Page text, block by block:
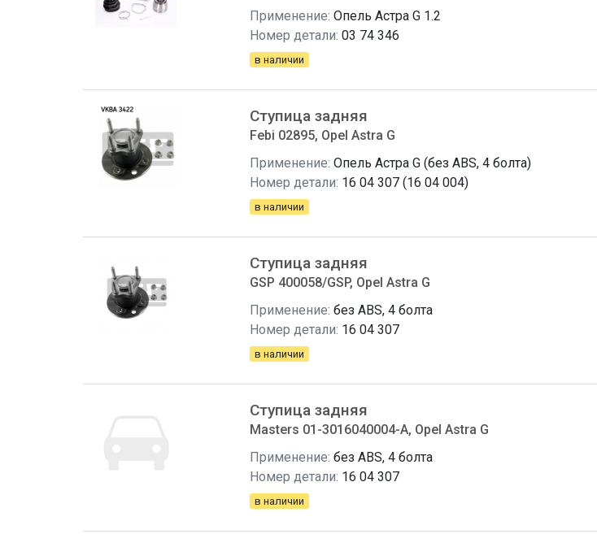
Применение: Опель Астра G 1.2
Номер детали: 03 74 346
в наличии
Ступица задняя
Febi 02895, Opel Astra G
Применение: Опель Астра G (без ABS, 4 болта)
Номер детали: 16 04 307 (16 04 004)
в наличии
Ступица задняя
GSP 400058/GSP, Opel Astra G
Применение: без ABS, 4 болта
Номер детали: 16 04 307
в наличии
Ступица задняя
Masters 01-3016040004-A, Opel Astra G
Применение: без ABS, 4 болта
Номер детали: 16 04 307
в наличии